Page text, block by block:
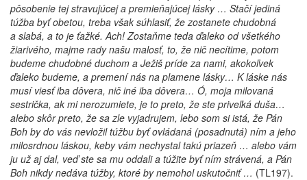
pôsobenie tej stravujúcej a premieňajúcej lásky … Stačí jediná
túžba byť obetou, treba však súhlasiť, že zostanete chudobná
a slabá, a to je ťažké. Ach! Zostaňme teda ďaleko od všetkého
žiarivého, majme rady našu malosť, to, že nič necítime, potom
budeme chudobné duchom a Ježiš príde za nami, akokoľvek
ďaleko budeme, a premení nás na plamene lásky… K láske nás
musí viesť iba dôvera, nič iné iba dôvera… Ó, moja milovaná
sestrička, ak mi nerozumiete, je to preto, že ste priveľká duša…
alebo skôr preto, že sa zle vyjadrujem, lebo som si istá, že Pán
Boh by do vás nevložil túžbu byť ovládaná (posadnutá) ním a jeho
milosrdnou láskou, keby vám nechystal takú priazeň … alebo vám
ju už aj dal, veď ste sa mu oddali a túžite byť ním strávená, a Pán
Boh nikdy nedáva túžby, ktoré by nemohol uskutočniť … (TL197).